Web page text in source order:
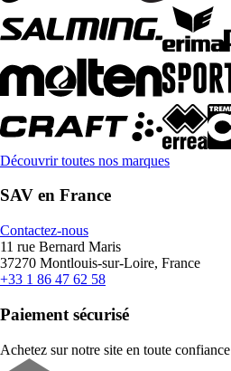
Découvrir toutes nos marques
SAV en France
Contactez-nous
11 rue Bernard Maris
37270 Montlouis-sur-Loire, France
+33 1 86 47 62 58
Paiement sécurisé
Achetez sur notre site en toute confiance